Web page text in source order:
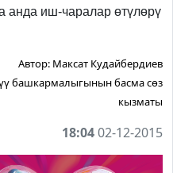
анда иш-чаралар өтүлөрү
Автор: Максат Кудайбердиев
башкармалыгынын басма сөз
кызматы
18:0402-12-2015